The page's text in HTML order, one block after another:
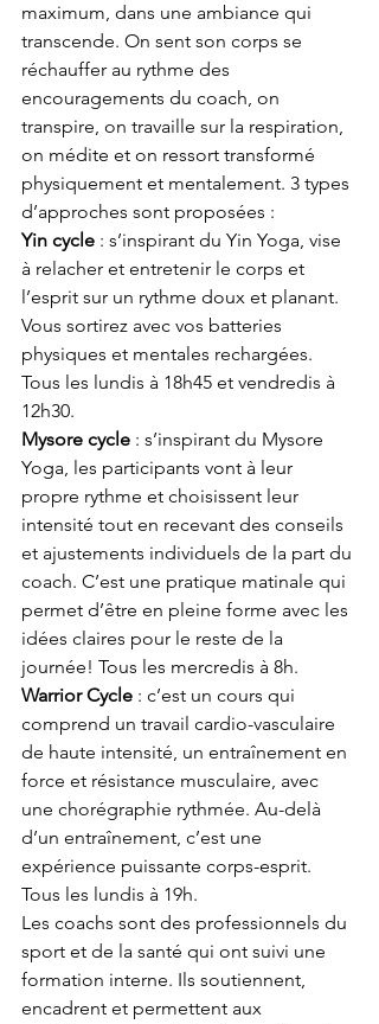
maximum, dans une ambiance qui
transcende. On sent son corps se
réchauffer au rythme des
encouragements du coach, on
transpire, on travaille sur la respiration,
on médite et on ressort transformé
physiquement et mentalement. 3 types
d’approches sont proposées :
Yin cycle : s’inspirant du Yin Yoga, vise
à relacher et entretenir le corps et
l’esprit sur un rythme doux et planant.
Vous sortirez avec vos batteries
physiques et mentales rechargées.
Tous les lundis à 18h45 et vendredis à
12h30.
Mysore cycle : s’inspirant du Mysore
Yoga, les participants vont à leur
propre rythme et choisissent leur
intensité tout en recevant des conseils
et ajustements individuels de la part du
coach. C’est une pratique matinale qui
permet d’être en pleine forme avec les
idées claires pour le reste de la
journée! Tous les mercredis à 8h.
Warrior Cycle : c’est un cours qui
comprend un travail cardio-vasculaire
de haute intensité, un entraînement en
force et résistance musculaire, avec
une chorégraphie rythmée. Au-delà
d’un entraînement, c’est une
expérience puissante corps-esprit.
Tous les lundis à 19h.
Les coachs sont des professionnels du
sport et de la santé qui ont suivi une
formation interne. Ils soutiennent,
encadrent et permettent aux